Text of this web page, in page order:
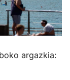
argazkia: